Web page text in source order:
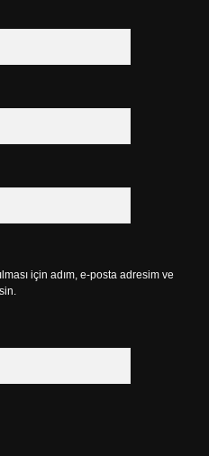
için adım, e-posta adresim ve